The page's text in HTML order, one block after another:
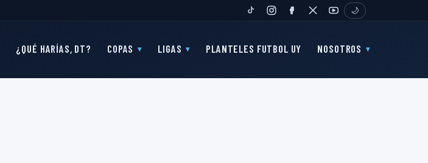
TIKTOKINSTAGRAM
FANPAGETWITTERYOUTUBE
🌙
¿QUÉ HARÍAS, DT? COPAS LIGAS PLANTELES FUTBOL UY NOSOTROS